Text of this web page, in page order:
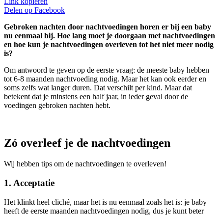
Delen op Facebook
Gebroken nachten door nachtvoedingen horen er bij een baby
nu eenmaal bij. Hoe lang moet je doorgaan met nachtvoedingen
en hoe kun je nachtvoedingen overleven tot het niet meer nodig
is?
Om antwoord te geven op de eerste vraag: de meeste baby hebben
tot 6-8 maanden nachtvoeding nodig. Maar het kan ook eerder en
soms zelfs wat langer duren. Dat verschilt per kind. Maar dat
betekent dat je minstens een half jaar, in ieder geval door de
voedingen gebroken nachten hebt.
Zó overleef je de nachtvoedingen
Wij hebben tips om de nachtvoedingen te overleven!
1. Acceptatie
Het klinkt heel cliché, maar het is nu eenmaal zoals het is: je baby
heeft de eerste maanden nachtvoedingen nodig, dus je kunt beter